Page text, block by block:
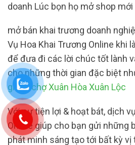
doanh Lúc bọn họ mở shop mới
mở bán khai trương doanh
Vụ Hoa Khai Trương Online khi
để đưa đi các lời chúc tốt lành
cho những thời gian đặc biệt
giá rẻ chợ Xuân Hòa Xuân Lộc
Với sự tiện lợi & hoạt bát, dịch
Online giúp cho bạn gửi những
phát minh sáng tạo tới bất kỳ vị